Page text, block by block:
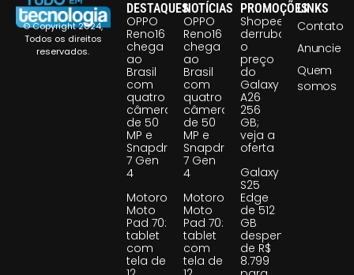
© Copyright 2024,
Todos os direitos
reservados.
DESTAQUES
OPPO
Reno16
chega
ao
Brasil
com
quatro
câmeras
de 50
MP e
Snapdragon
7 Gen
4
Motorola
Moto
Pad 70:
tablet
com
tela de
NOTÍCIAS
OPPO
Reno16
chega
ao
Brasil
com
quatro
câmeras
de 50
MP e
Snapdragon
7 Gen
4
Motorola
Moto
Pad 70:
tablet
com
tela de
PROMOÇÕES
Shopee
derruba
o
preço
do
Galaxy
A26
256
GB;
veja a
oferta
Galaxy
S25
Edge
de 512
GB
despenca
de R$
8.799
LINKS
Contato
Anuncie
Quem
somos